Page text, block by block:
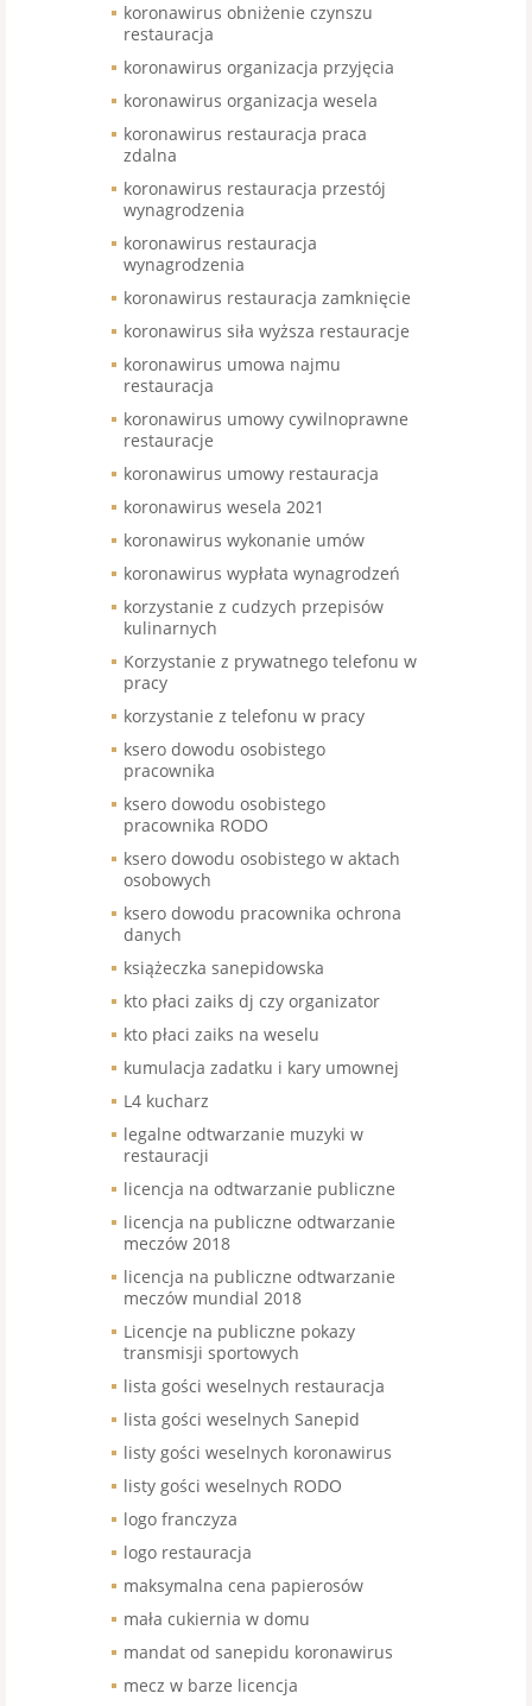
koronawirus obniżenie czynszu
restauracja
koronawirus organizacja przyjęcia
koronawirus organizacja wesela
koronawirus restauracja praca
zdalna
koronawirus restauracja przestój
wynagrodzenia
koronawirus restauracja
wynagrodzenia
koronawirus restauracja zamknięcie
koronawirus siła wyższa restauracje
koronawirus umowa najmu
restauracja
koronawirus umowy cywilnoprawne
restauracje
koronawirus umowy restauracja
koronawirus wesela 2021
koronawirus wykonanie umów
koronawirus wypłata wynagrodzeń
korzystanie z cudzych przepisów
kulinarnych
Korzystanie z prywatnego telefonu w
pracy
korzystanie z telefonu w pracy
ksero dowodu osobistego
pracownika
ksero dowodu osobistego
pracownika RODO
ksero dowodu osobistego w aktach
osobowych
ksero dowodu pracownika ochrona
danych
książeczka sanepidowska
kto płaci zaiks dj czy organizator
kto płaci zaiks na weselu
kumulacja zadatku i kary umownej
L4 kucharz
legalne odtwarzanie muzyki w
restauracji
licencja na odtwarzanie publiczne
licencja na publiczne odtwarzanie
meczów 2018
licencja na publiczne odtwarzanie
meczów mundial 2018
Licencje na publiczne pokazy
transmisji sportowych
lista gości weselnych restauracja
lista gości weselnych Sanepid
listy gości weselnych koronawirus
listy gości weselnych RODO
logo franczyza
logo restauracja
maksymalna cena papierosów
mała cukiernia w domu
mandat od sanepidu koronawirus
mecz w barze licencja